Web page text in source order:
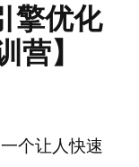
擎优化
营】
一个让人快速